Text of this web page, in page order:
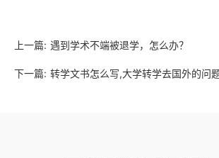
上一篇: 遇到学术不端被退学，怎么办？
下一篇: 转学文书怎么写,大学转学去国外的问